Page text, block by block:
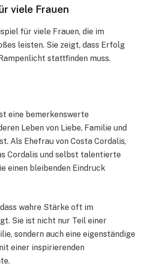
viele Frauen
für viele Frauen, die im
leisten. Sie zeigt, dass Erfolg
stattfinden muss.
eine bemerkenswerte
Leben von Liebe, Familie und
Als Ehefrau von Costa Cordalis,
Cordalis und selbst talentierte
einen bleibenden Eindruck
wahre Stärke oft im
Sie ist nicht nur Teil einer
sondern auch eine eigenständige
einer inspirierenden